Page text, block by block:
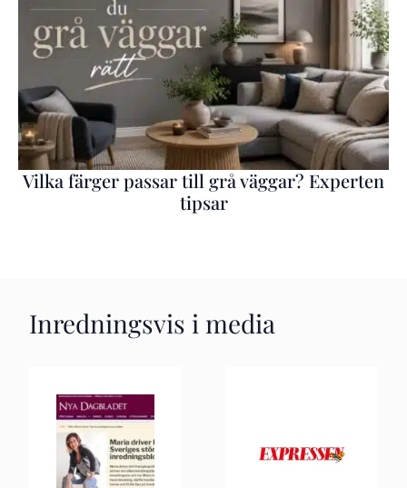
Vilka färger passar till grå väggar? Experten
tipsar
Inredningsvis i media